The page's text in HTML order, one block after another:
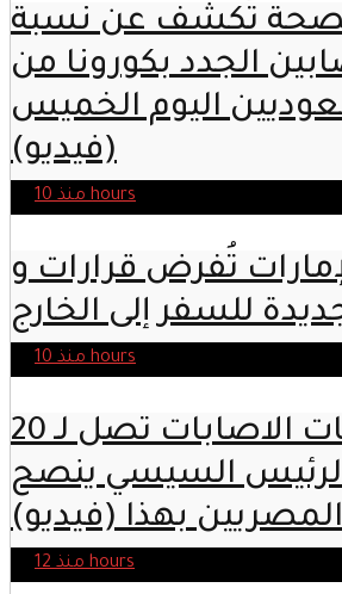
تُكشف عن نسبة
الجدد بكورونا من
اليوم الخميس
(فيديو)
منذ 10 hours
تُفرض قرارات و
للسفر إلى الخارج
منذ 10 hours
بعد توقعات الاصابات تصل لـ 20
السيسي ينصح
المصريين بهذا (فيديو)
منذ 12 hours